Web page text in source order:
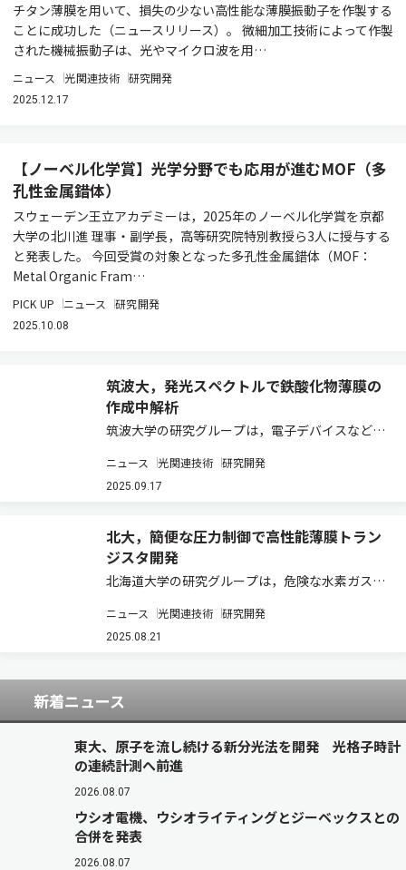
チタン薄膜を用いて、損失の少ない高性能な薄膜振動子を作製する
ことに成功した（ニュースリリース）。 微細加工技術によって作製
された機械振動子は、光やマイクロ波を用…
ニュース 光関連技術 研究開発
2025.12.17
【ノーベル化学賞】光学分野でも応用が進むMOF（多
孔性金属錯体）
スウェーデン王立アカデミーは，2025年のノーベル化学賞を京都
大学の北川進 理事・副学長，高等研究院特別教授ら3人に授与する
と発表した。 今回受賞の対象となった多孔性金属錯体（MOF：
Metal Organic Fram…
PICK UP ニュース 研究開発
2025.10.08
筑波大，発光スペクトルで鉄酸化物薄膜の
作成中解析
筑波大学の研究グループは，電子デバイスなどの
性スパッタ中に生じるプラズマ発光スペクトルの
全波長データを機械学習で解析し，生成する薄膜
る…
ニュース 光関連技術 研究開発
2025.09.17
北大，簡便な圧力制御で高性能薄膜トラン
ジスタ開発
北海道大学の研究グループは，危険な水素ガスや
90cm2 /V·sの高性能薄膜トランジスタの開発に
成功した（ニュースリリース）。 近年，次世代デ
ニュース 光関連技術 研究開発
2025.08.21
新着ニュース
東大、原子を流し続ける新分光法を開発 光格子時計
の連続計測へ前進
2026.08.07
ウシオ電機、ウシオライティングとジーベックスとの
合併を発表
2026.08.07